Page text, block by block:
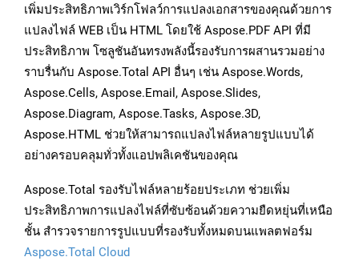
เพิ่มประสิทธิภาพเวิร์กโฟลว์การแปลงเอกสารของคุณด้วยการ
แปลงไฟล์ WEB เป็น HTML โดยใช้ Aspose.PDF API ที่มี
ประสิทธิภาพ โซลูชันอันทรงพลังนี้รองรับการผสานรวมอย่าง
ราบรื่นกับ Aspose.Total API อื่นๆ เช่น Aspose.Words,
Aspose.Cells, Aspose.Email, Aspose.Slides,
Aspose.Diagram, Aspose.Tasks, Aspose.3D,
Aspose.HTML ช่วยให้สามารถแปลงไฟล์หลายรูปแบบได้
อย่างครอบคลุมทั่วทั้งแอปพลิเคชันของคุณ
Aspose.Total รองรับไฟล์หลายร้อยประเภท ช่วยเพิ่ม
ประสิทธิภาพการแปลงไฟล์ที่ซับซ้อนด้วยความยืดหยุ่นที่เหนือ
ชั้น สำรวจรายการรูปแบบที่รองรับทั้งหมดบนแพลตฟอร์ม
Aspose.Total Cloud